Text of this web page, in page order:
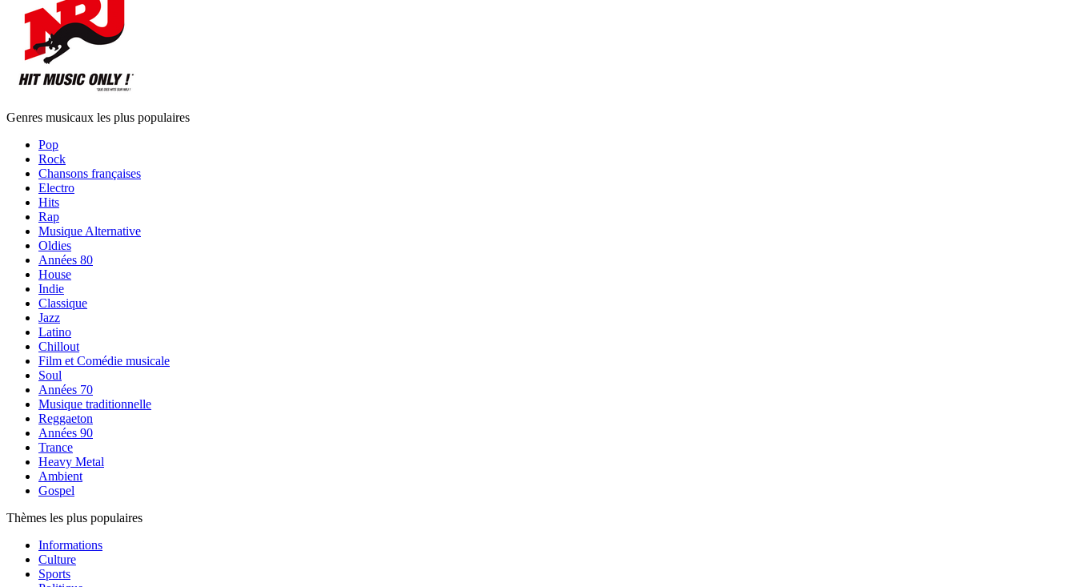
Genres musicaux les plus populaires
Pop
Rock
Chansons françaises
Electro
Hits
Rap
Musique Alternative
Oldies
Années 80
House
Indie
Classique
Jazz
Latino
Chillout
Film et Comédie musicale
Soul
Années 70
Musique traditionnelle
Reggaeton
Années 90
Trance
Heavy Metal
Ambient
Gospel
Thèmes les plus populaires
Informations
Culture
Sports